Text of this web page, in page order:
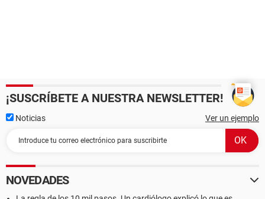
¡SUSCRÍBETE A NUESTRA NEWSLETTER!
Noticias Ver un ejemplo
NOVEDADES